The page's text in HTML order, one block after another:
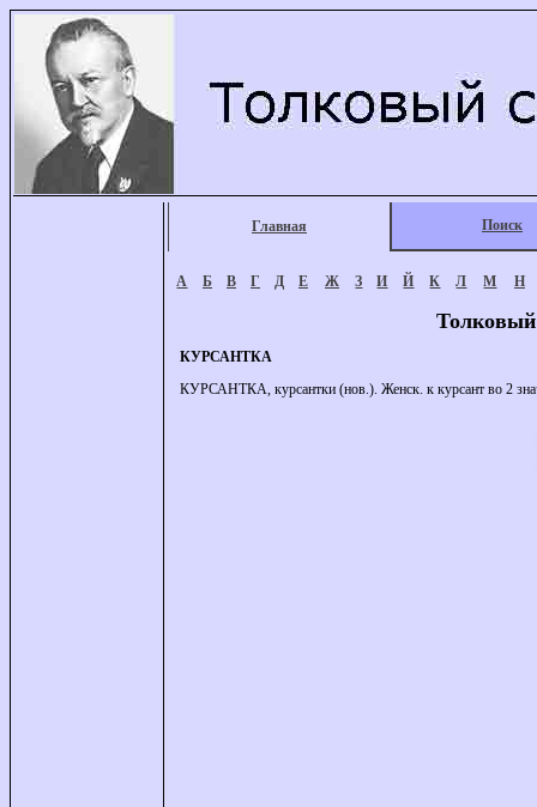
Главная Поиск
А Б В Г Д Е Ж З И Й К Л М Н
КУРСАНТКА
КУРСАНТКА, курсантки (нов.). Женск. к курсант во 2